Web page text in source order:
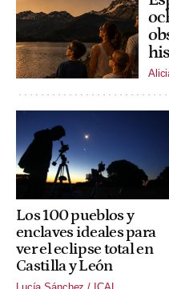
Los 100 pueblos y
enclaves ideales para
ver el eclipse total en
Castilla y León